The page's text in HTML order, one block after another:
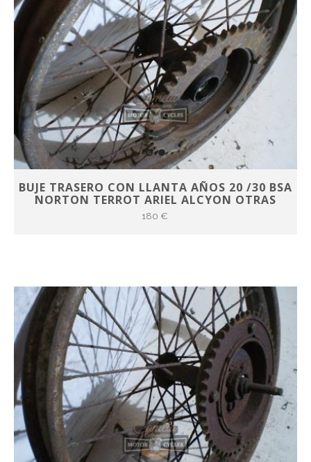
BUJE TRASERO CON LLANTA AÑOS 20 /30 BSA
NORTON TERROT ARIEL ALCYON OTRAS
180 €